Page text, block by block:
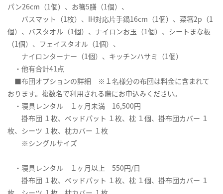
パン26cm（1個）、お箸5膳（1個）、
バスマット（1枚）、IH対応片手鍋16cm（1個）、菜箸2p（1
個）、バスタオル（1個）、ナイロンお玉（1個）、シートまな板
（1個）、フェイスタオル（1個）、
ナイロンターナー（1個）、キッチンハサミ（1個）
・他有合計41点
■布団オプションの詳細 ※１名様分の布団は料金に含まれて
おります。複数名で利用される際にお申込みください。
・寝具レンタル １ヶ月未満 16,500円
掛布団 １枚、ベッドパット １枚、枕 １個、掛布団カバー １
枚、シーツ １枚、枕カバー １枚
※シングルサイズ
・寝具レンタル １ヶ月以上 550円/日
掛布団 １枚、ベッドパット １枚、枕 １個、掛布団カバー １